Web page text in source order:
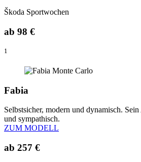
Škoda Sportwochen
ab 98 €
1
Fabia
Selbstsicher, modern und dynamisch.
und sympathisch.
ZUM MODELL
ab 257 €